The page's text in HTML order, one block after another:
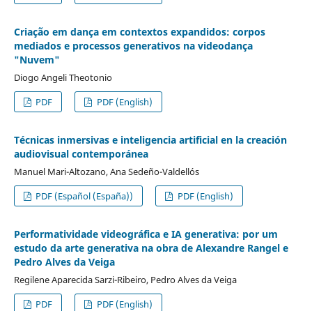
Criação em dança em contextos expandidos: corpos
mediados e processos generativos na videodança
"Nuvem"
Diogo Angeli Theotonio
PDF
PDF (English)
Técnicas inmersivas e inteligencia artificial en la creación
audiovisual contemporánea
Manuel Mari-Altozano, Ana Sedeño-Valdellós
PDF (Español (España))
PDF (English)
Performatividade videográfica e IA generativa: por um
estudo da arte generativa na obra de Alexandre Rangel e
Pedro Alves da Veiga
Regilene Aparecida Sarzi-Ribeiro, Pedro Alves da Veiga
PDF
PDF (English)